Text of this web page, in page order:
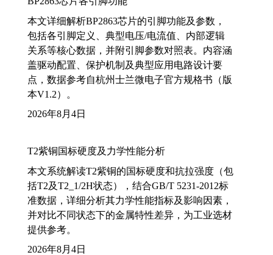
本文详细解析BP2863芯片的引脚功能及参数，
包括各引脚定义、典型电压/电流值、内部逻辑
关系等核心数据，并附引脚参数对照表。内容涵
盖驱动配置、保护机制及典型应用电路设计要
点，数据参考自杭州士兰微电子官方规格书（版
本V1.2）。
2026年8月4日
T2紫铜国标硬度及力学性能分析
本文系统解读T2紫铜的国标硬度和抗拉强度（包
括T2及T2_1/2H状态），结合GB/T 5231-2012标
准数据，详细分析其力学性能指标及影响因素，
并对比不同状态下的金属特性差异，为工业选材
提供参考。
2026年8月4日